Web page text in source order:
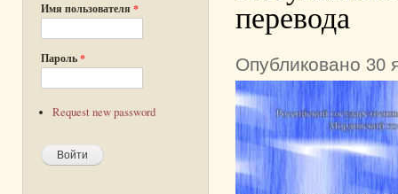
Имя пользователя *
Пароль*
Request new password
перевода
Опубликовано 30